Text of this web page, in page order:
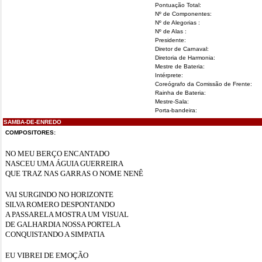
Pontuação Total:
Nº de Componentes:
Nº de Alegorias :
Nº de Alas :
Presidente:
Diretor de Carnaval:
Diretoria de Harmonia:
Mestre de Bateria:
Intérprete:
Coreógrafo da Comissão de Frente:
Rainha de Bateria:
Mestre-Sala:
Porta-bandeira:
SAMBA-DE-ENREDO
COMPOSITORES:
NO MEU BERÇO ENCANTADO
NASCEU UMA ÁGUIA GUERREIRA
QUE TRAZ NAS GARRAS O NOME NENÊ
VAI SURGINDO NO HORIZONTE
SILVA ROMERO DESPONTANDO
A PASSARELA MOSTRA UM VISUAL
DE GALHARDIA NOSSA PORTELA
CONQUISTANDO A SIMPATIA
EU VIBREI DE EMOÇÃO